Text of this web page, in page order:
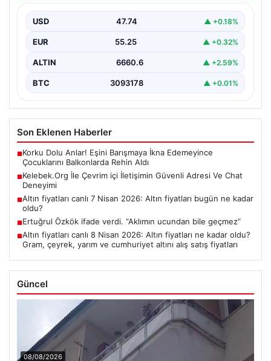
USD 47.74 ▲ +0.18%
EUR 55.25 ▲ +0.32%
ALTIN 6660.6 ▲ +2.59%
BTC 3093178 ▲ +0.01%
Son Eklenen Haberler
■Korku Dolu Anlar! Eşini Barışmaya İkna Edemeyince
Çocuklarını Balkonlarda Rehin Aldı
■Kelebek.Org İle Çevrim içi İletişimin Güvenli Adresi Ve Chat
Deneyimi
■Altın fiyatları canlı 7 Nisan 2026: Altın fiyatları bugün ne kadar
oldu?
■Ertuğrul Özkök ifade verdi. “Aklımın ucundan bile geçmez”
■Altın fiyatları canlı 8 Nisan 2026: Altın fiyatları ne kadar oldu?
Gram, çeyrek, yarım ve cumhuriyet altını alış satış fiyatları
Güncel
08/08/2026